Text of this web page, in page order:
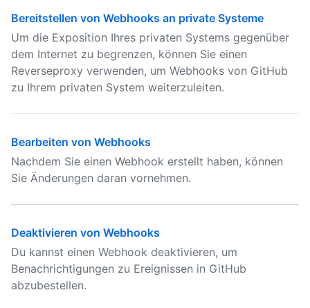
Bereitstellen von Webhooks an private Systeme
Um die Exposition Ihres privaten Systems gegenüber
dem Internet zu begrenzen, können Sie einen
Reverseproxy verwenden, um Webhooks von GitHub
zu Ihrem privaten System weiterzuleiten.
Bearbeiten von Webhooks
Nachdem Sie einen Webhook erstellt haben, können
Sie Änderungen daran vornehmen.
Deaktivieren von Webhooks
Du kannst einen Webhook deaktivieren, um
Benachrichtigungen zu Ereignissen in GitHub
abzubestellen.